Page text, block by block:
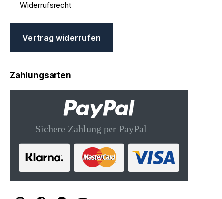
Widerrufsrecht
Vertrag widerrufen
Zahlungsarten